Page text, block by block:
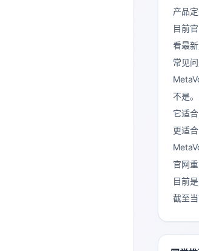
产品
目前
看最
常见
不是
它适
更适
官网
目前
截至当